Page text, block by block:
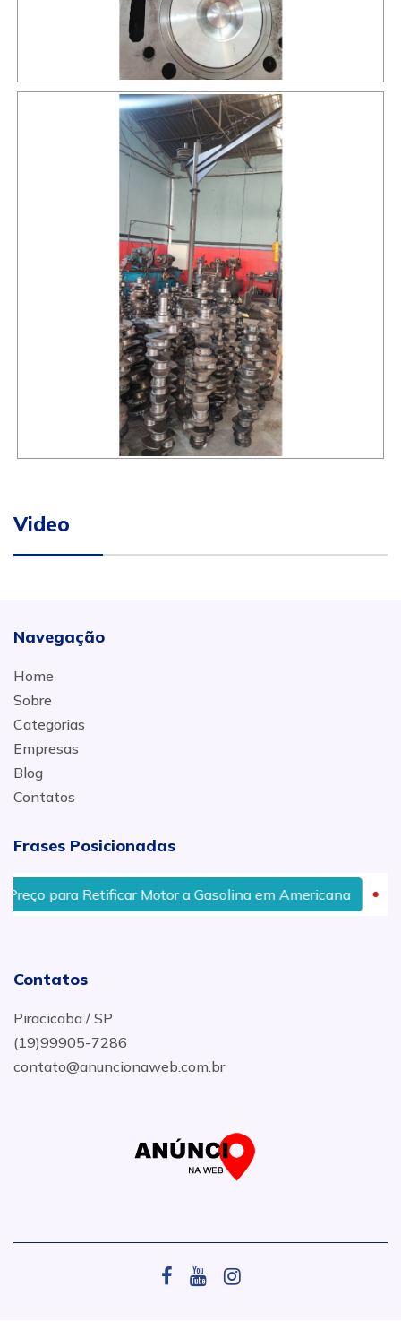
Video
Navegação
Home
Sobre
Categorias
Empresas
Blog
Contatos
Frases Posicionadas
para Retificar Motor a Gasolina em Americana
Contatos
Piracicaba / SP
(19)99905-7286
contato@anuncionaweb.com.br